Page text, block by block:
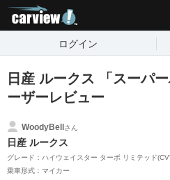
ログイン
日産 ルークス 「スーパ
ーザーレビュー
WoodyBellさん
日産 ルークス
グレード：ハイウェイスター ターボ リミテッド
乗車形式：マイカー